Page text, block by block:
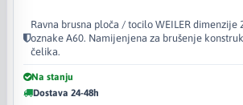
Ravna brusna ploča / tocilo WEILER dimenzije
oznake A60. Namijenjena za brušenje
čelika.
Na stanju
Dostava 24-48h